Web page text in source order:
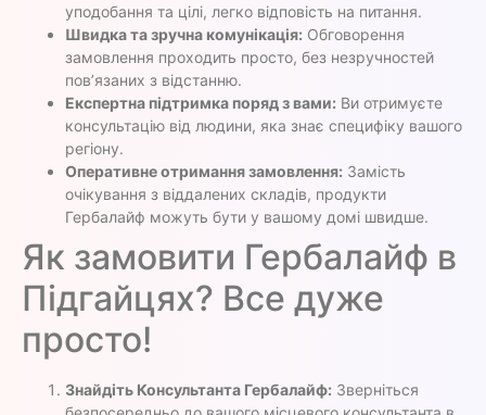
уподобання та цілі, легко відповість на питання.
Швидка та зручна комунікація: Обговорення
замовлення проходить просто, без незручностей
пов’язаних з відстанню.
Експертна підтримка поряд з вами: Ви отримуєте
консультацію від людини, яка знає специфіку вашого
регіону.
Оперативне отримання замовлення: Замість
очікування з віддалених складів, продукти
Гербалайф можуть бути у вашому домі швидше.
Як замовити Гербалайф в
Підгайцях? Все дуже
просто!
Знайдіть Консультанта Гербалайф: Зверніться